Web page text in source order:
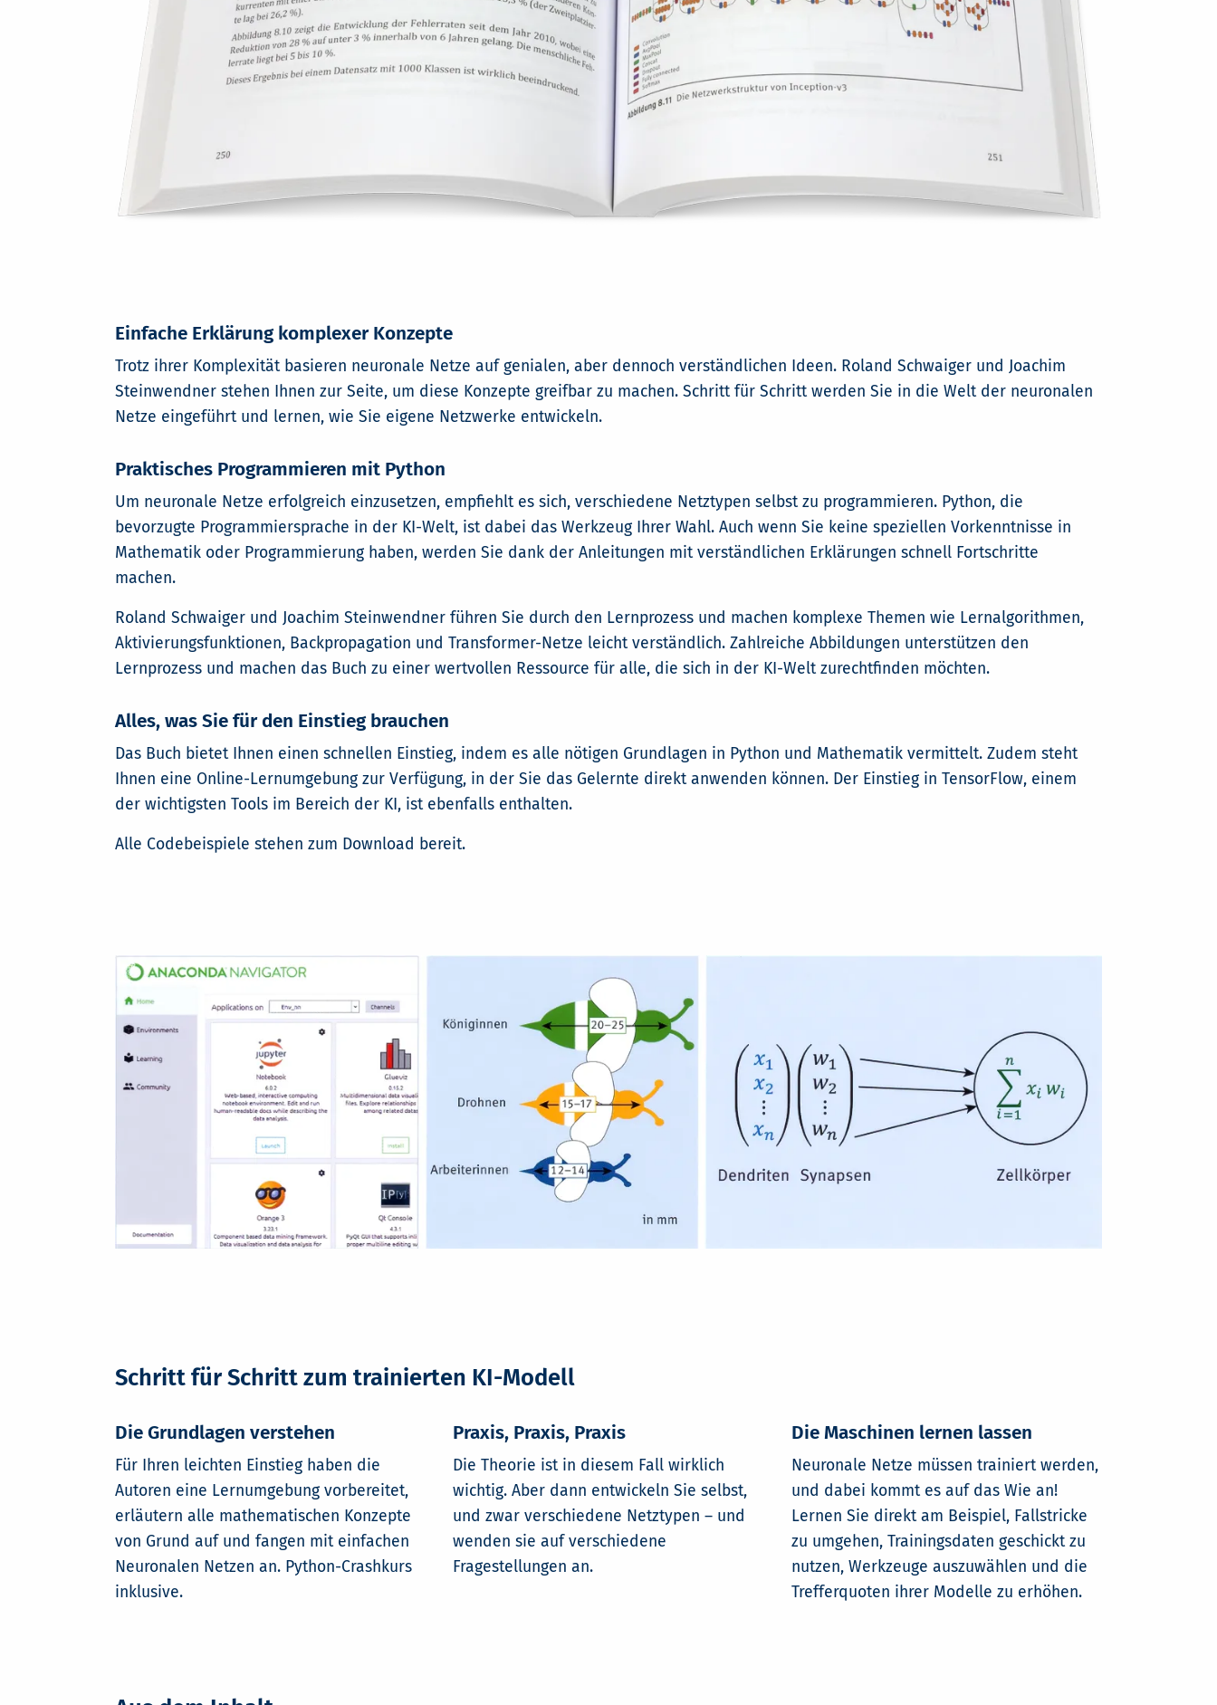
Einfache Erklärung komplexer Konzepte
Trotz ihrer Komplexität basieren neuronale Netze auf genialen, aber dennoch verständlichen Ideen. Roland Schwaiger und Joachim
Steinwendner stehen Ihnen zur Seite, um diese Konzepte greifbar zu machen. Schritt für Schritt werden Sie in die Welt der neuronalen
Netze eingeführt und lernen, wie Sie eigene Netzwerke entwickeln.
Praktisches Programmieren mit Python
Um neuronale Netze erfolgreich einzusetzen, empfiehlt es sich, verschiedene Netztypen selbst zu programmieren. Python, die
bevorzugte Programmiersprache in der KI-Welt, ist dabei das Werkzeug Ihrer Wahl. Auch wenn Sie keine speziellen Vorkenntnisse in
Mathematik oder Programmierung haben, werden Sie dank der Anleitungen mit verständlichen Erklärungen schnell Fortschritte
machen.
Roland Schwaiger und Joachim Steinwendner führen Sie durch den Lernprozess und machen komplexe Themen wie Lernalgorithmen,
Aktivierungsfunktionen, Backpropagation und Transformer-Netze leicht verständlich. Zahlreiche Abbildungen unterstützen den
Lernprozess und machen das Buch zu einer wertvollen Ressource für alle, die sich in der KI-Welt zurechtfinden möchten.
Alles, was Sie für den Einstieg brauchen
Das Buch bietet Ihnen einen schnellen Einstieg, indem es alle nötigen Grundlagen in Python und Mathematik vermittelt. Zudem steht
Ihnen eine Online-Lernumgebung zur Verfügung, in der Sie das Gelernte direkt anwenden können. Der Einstieg in TensorFlow, einem
der wichtigsten Tools im Bereich der KI, ist ebenfalls enthalten.
Alle Codebeispiele stehen zum Download bereit.
Schritt für Schritt zum trainierten KI-Modell
Die Grundlagen verstehen
Für Ihren leichten Einstieg haben die
Autoren eine Lernumgebung vorbereitet,
erläutern alle mathematischen Konzepte
von Grund auf und fangen mit einfachen
Neuronalen Netzen an. Python-Crashkurs
inklusive.
Praxis, Praxis, Praxis
Die Theorie ist in diesem Fall wirklich
wichtig. Aber dann entwickeln Sie selbst,
und zwar verschiedene Netztypen – und
wenden sie auf verschiedene
Fragestellungen an.
Die Maschinen lernen lassen
Neuronale Netze müssen trainiert werden,
und dabei kommt es auf das Wie an!
Lernen Sie direkt am Beispiel, Fallstricke
zu umgehen, Trainingsdaten geschickt zu
nutzen, Werkzeuge auszuwählen und die
Trefferquoten ihrer Modelle zu erhöhen.